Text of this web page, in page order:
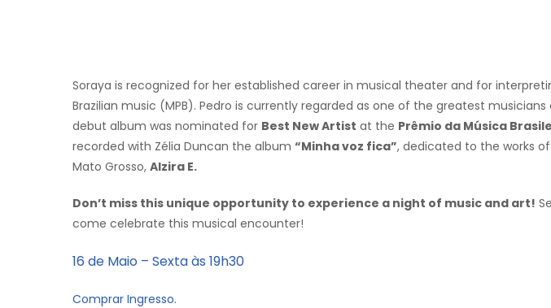
Soraya is recognized for her established career in musical theater and for
Brazilian music (MPB). Pedro is currently regarded as one of the greatest musicians
debut album was nominated for Best New Artist at the Prêmio da Música
recorded with Zélia Duncan the album “Minha voz fica”, dedicated to the works
Mato Grosso, Alzira E.
Don’t miss this unique opportunity to experience a night of music and art!
come celebrate this musical encounter!
16 de Maio – Sexta às 19h30
Comprar Ingresso.